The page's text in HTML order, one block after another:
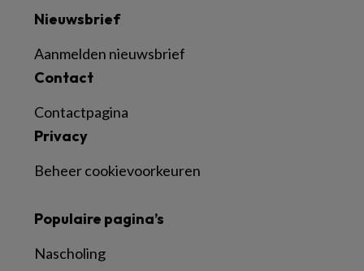
Nieuwsbrief
Aanmelden nieuwsbrief
Contact
Contactpagina
Privacy
Beheer cookievoorkeuren
Populaire pagina’s
Nascholing